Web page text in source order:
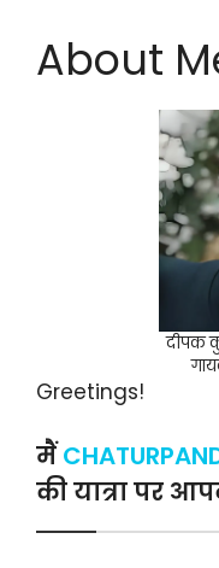
About
दीपक
Greetings!
मैं
की यात्रा पर